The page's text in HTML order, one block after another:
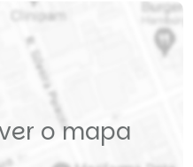
o mapa